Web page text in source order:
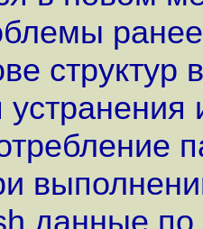
структур
данные